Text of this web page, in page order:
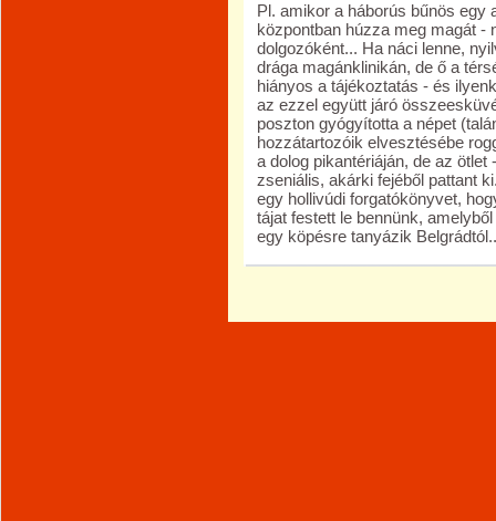
Pl. amikor a háborús bűnös
központban húzza meg magát -
dolgozóként... Ha náci lenne,
drága magánklinikán, de ő a
hiányos a tájékoztatás - és
az ezzel együtt járó
poszton gyógyította a népet
hozzátartozóik elvesztésébe
a dolog pikantériáján, de az
zseniális, akárki fejéből pattant
egy hollivúdi forgatókönyvet,
tájat festett le bennünk,
egy köpésre tanyázik